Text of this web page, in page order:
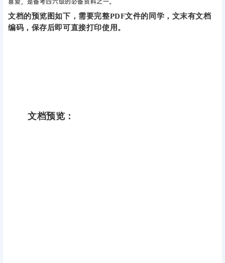
文档的预览图如下，需要完整PDF文件的同学，文末有文档
编码，保存后即可直接打印使用。
文档预览：